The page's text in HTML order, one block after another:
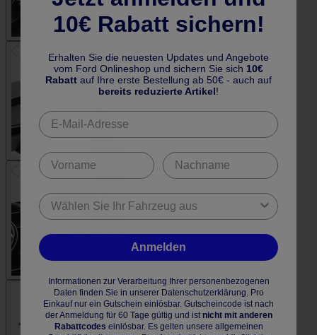
10€ Rabatt sichern!
Erhalten Sie die neuesten Updates und Angebote
vom Ford Onlineshop und sichern Sie sich 10€
Rabatt auf Ihre erste Bestellung ab 50€ - auch auf
bereits reduzierte Artikel!
Anmelden
Informationen zur Verarbeitung Ihrer personenbezogenen
Daten finden Sie in unserer Datenschutzerklärung. Pro
Einkauf nur ein Gutschein einlösbar. Gutscheincode ist nach
der Anmeldung für 60 Tage gültig und ist nicht mit anderen
Rabattcodes einlösbar. Es gelten unsere allgemeinen